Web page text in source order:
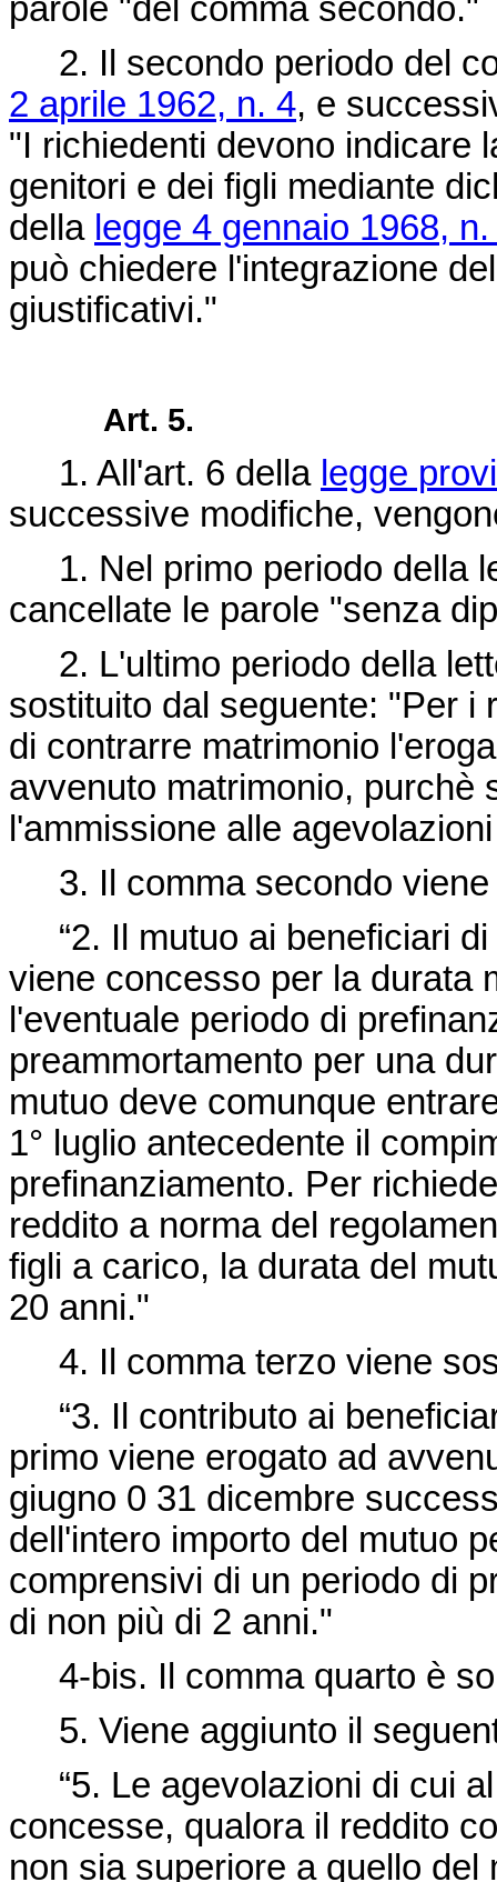
parole "del comma secondo."
2. Il secondo periodo del
2 aprile 1962, n. 4, e
"I richiedenti devono indicare
genitori e dei figli mediante
della legge 4 gennaio 1968,
può chiedere l'integrazione
giustificativi."
Art. 5.
1. All'art. 6 della legge
successive modifiche,
1. Nel primo periodo della
cancellate le parole "senza
2. L'ultimo periodo della
sostituito dal seguente: "Per i
di contrarre matrimonio
avvenuto matrimonio, purchè
l'ammissione alle
3. Il comma secondo viene
“2. Il mutuo ai beneficiari di
viene concesso per la durata
l'eventuale periodo di
preammortamento per una
mutuo deve comunque
1° luglio antecedente il
prefinanziamento. Per
reddito a norma del
figli a carico, la durata del
20 anni."
4. Il comma terzo viene
“3. Il contributo ai
primo viene erogato ad
giugno 0 31 dicembre
dell'intero importo del mutuo
comprensivi di un periodo di
di non più di 2 anni."
4-bis. Il comma quarto è
5. Viene aggiunto il
“5. Le agevolazioni di cui
concesse, qualora il reddito
non sia superiore a quello